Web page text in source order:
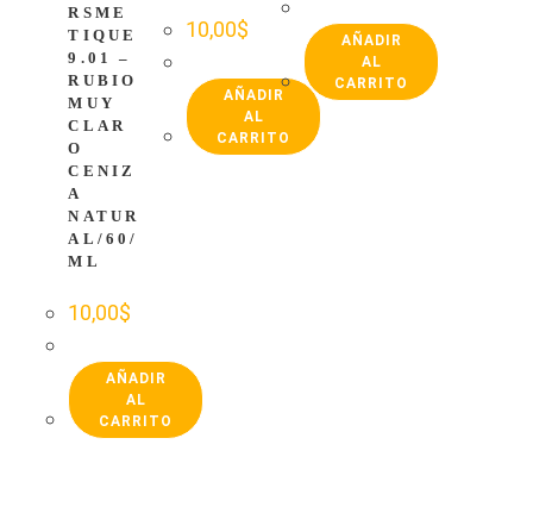
RSME
TIQUE
9.01 –
RUBIO
MUY
CLAR
O
CENIZ
A
NATUR
AL/60/
ML
10,00$
AÑADIR
AL
CARRITO
10,00$
AÑADIR
AL
CARRITO
AÑADIR
AL
CARRITO